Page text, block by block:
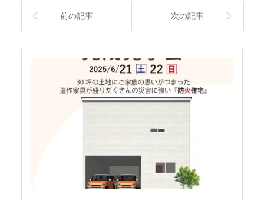
前の記事 次の記事